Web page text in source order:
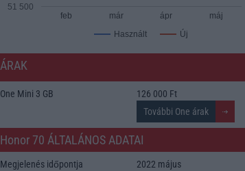
Használt Új
feb már ápr máj
51 500
ÁRAK
One Mini 3 GB 126 000 Ft
Honor 70 ÁLTALÁNOS ADATAI
Megjelenés időpontja 2022 május